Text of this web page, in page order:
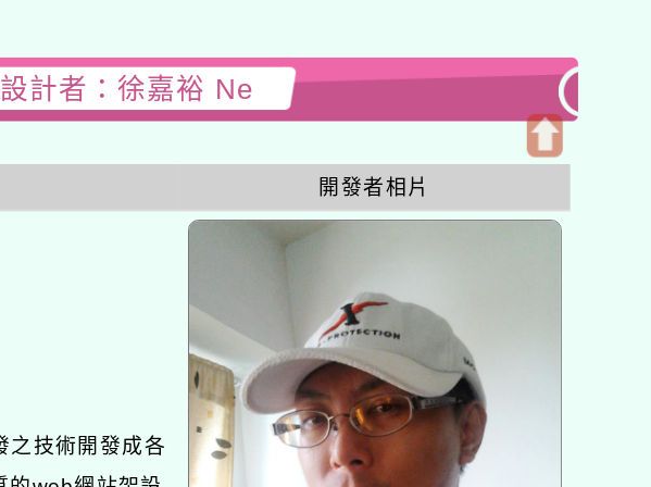
開
上
計者：徐嘉裕 Ne
開發者相片
之技術開發成各